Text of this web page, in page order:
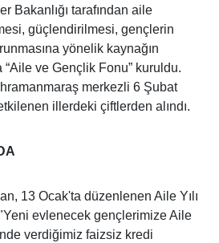
Bakanlığı tarafından aile
güçlendirilmesi, gençlerin
yönelik kaynağın
“Aile ve Gençlik Fonu” kuruldu.
merkezli 6 Şubat
illerdeki çiftlerden alındı.
13 Ocak'ta düzenlenen Aile Yılı
"Yeni evlenecek gençlerimize Aile
verdiğimiz faizsiz kredi